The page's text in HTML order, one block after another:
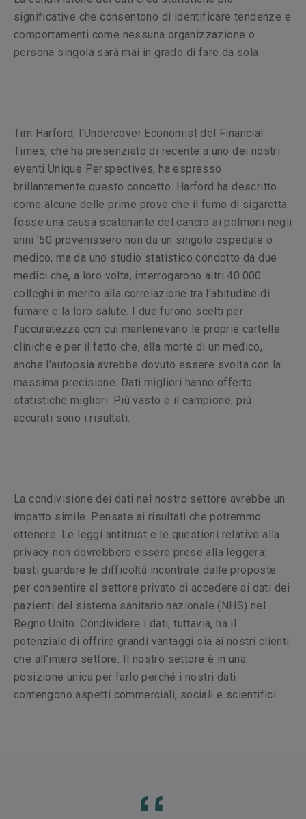
significative che consentono di identificare tendenze e
comportamenti come nessuna organizzazione o
persona singola sarà mai in grado di fare da sola.
Tim Harford, l'Undercover Economist del Financial
Times, che ha presenziato di recente a uno dei nostri
eventi Unique Perspectives, ha espresso
brillantemente questo concetto. Harford ha descritto
come alcune delle prime prove che il fumo di sigaretta
fosse una causa scatenante del cancro ai polmoni negli
anni '50 provenissero non da un singolo ospedale o
medico, ma da uno studio statistico condotto da due
medici che, a loro volta, interrogarono altri 40.000
colleghi in merito alla correlazione tra l'abitudine di
fumare e la loro salute. I due furono scelti per
l'accuratezza con cui mantenevano le proprie cartelle
cliniche e per il fatto che, alla morte di un medico,
anche l'autopsia avrebbe dovuto essere svolta con la
massima precisione. Dati migliori hanno offerto
statistiche migliori. Più vasto è il campione, più
accurati sono i risultati.
La condivisione dei dati nel nostro settore avrebbe un
impatto simile. Pensate ai risultati che potremmo
ottenere. Le leggi antitrust e le questioni relative alla
privacy non dovrebbero essere prese alla leggera:
basti guardare le difficoltà incontrate dalle proposte
per consentire al settore privato di accedere ai dati dei
pazienti del sistema sanitario nazionale (NHS) nel
Regno Unito. Condividere i dati, tuttavia, ha il
potenziale di offrire grandi vantaggi sia ai nostri clienti
che all'intero settore. Il nostro settore è in una
posizione unica per farlo perché i nostri dati
contengono aspetti commerciali, sociali e scientifici.